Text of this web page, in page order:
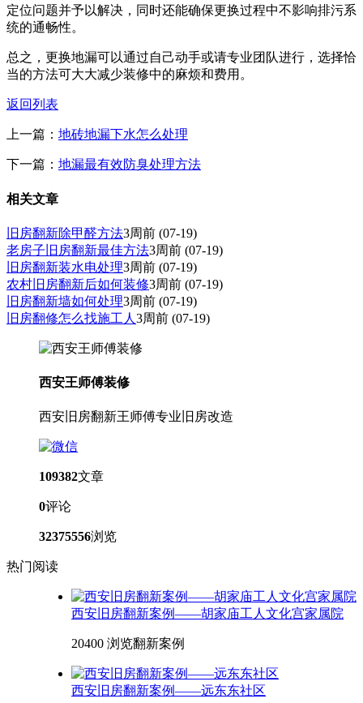
定位问题并予以解决，同时还能确保更换过程中不影响排污系
统的通畅性。
总之，更换地漏可以通过自己动手或请专业团队进行，选择恰
当的方法可大大减少装修中的麻烦和费用。
返回列表
上一篇： 地砖地漏下水怎么处理
下一篇： 地漏最有效防臭处理方法
相关文章
旧房翻新除甲醛方法3周前 (07-19)
老房子旧房翻新最佳方法3周前 (07-19)
旧房翻新装水电处理3周前 (07-19)
农村旧房翻新后如何装修3周前 (07-19)
旧房翻新墙如何处理3周前 (07-19)
旧房翻修怎么找施工人 3周前 (07-19)
西安王师傅装修
西安旧房翻新王师傅专业旧房改造
109382文章
0评论
32375556浏览
热门阅读
西安旧房翻新案例——胡家庙工人文化宫家属院
20400 浏览翻新案例
西安旧房翻新案例——远东东社区